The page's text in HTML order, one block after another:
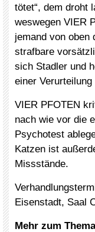
tötet“, dem droht
weswegen VIER
jemand von
strafbare
sich Stadler und
einer
VIER PFOTEN
nach wie vor die
Psychotest
Katzen ist
Missstände.
Eisenstadt, Saal
Mehr zum